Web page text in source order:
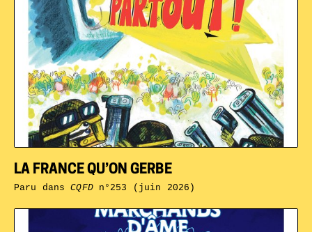
LA FRANCE QU’ON GERBE
Paru dansCQFDn°253 (juin 2026)